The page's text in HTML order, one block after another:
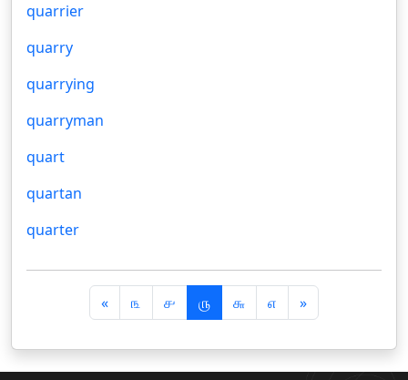
quarrier
quarry
quarrying
quarryman
quart
quartan
quarter
«पि
छ
ला
௩ ௪ ௫ ௬ ௭ »अ
ग
ला